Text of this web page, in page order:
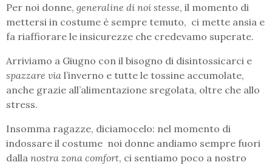
Per noi donne, generaline di noi stesse, il momento di
mettersi in costume è sempre temuto, ci mette ansia e
fa riaffiorare le insicurezze che credevamo superate.
Arriviamo a Giugno con il bisogno di disintossicarci e
spazzare via l’inverno e tutte le tossine accumolate,
anche grazie all’alimentazione sregolata, oltre che allo
stress.
Insomma ragazze, diciamocelo: nel momento di
indossare il costume noi donne andiamo sempre fuori
dalla nostra zona comfort, ci sentiamo poco a nostro